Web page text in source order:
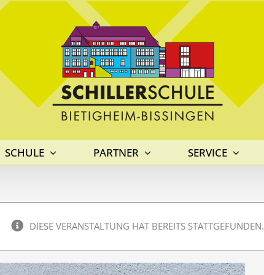
SCHULE PARTNER SERVICE
DIESE VERANSTALTUNG HAT BEREITS STATTGEFUNDEN.